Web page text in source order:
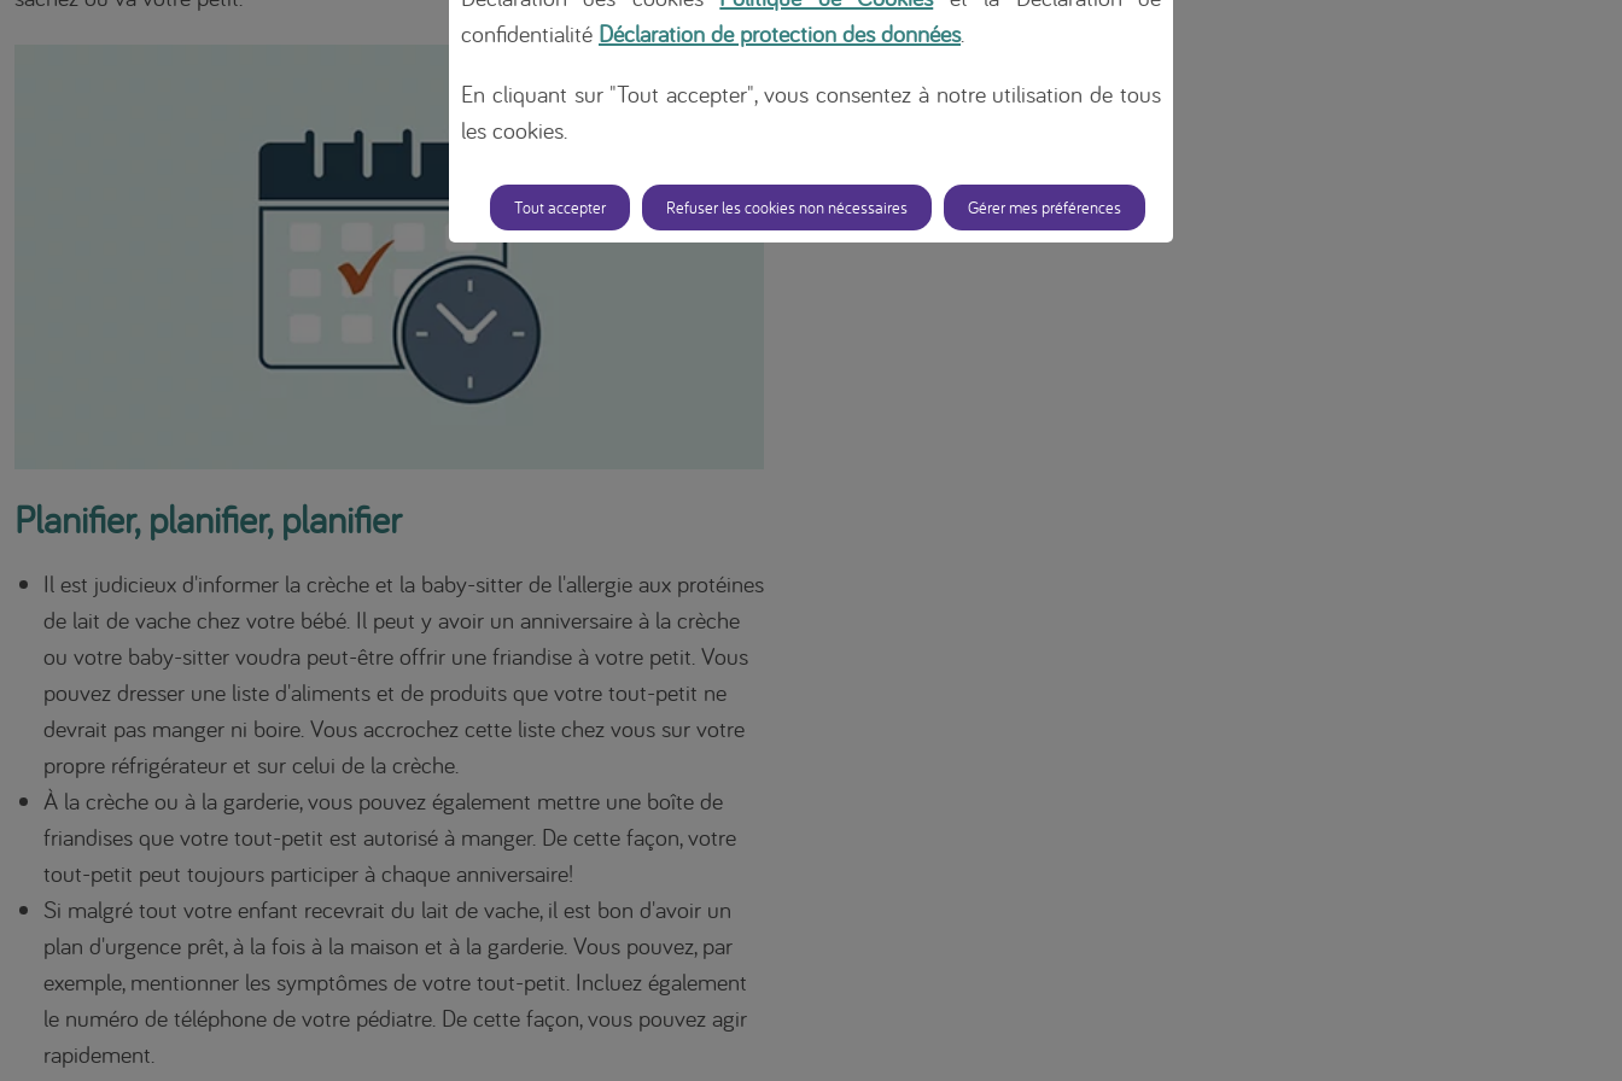
Planifier, planifier, planifier
Il est judicieux d'informer la crèche et la baby-sitter de l'allergie aux protéines
de lait de vache chez votre bébé. Il peut y avoir un anniversaire à la crèche
ou votre baby-sitter voudra peut-être offrir une friandise à votre petit. Vous
pouvez dresser une liste d'aliments et de produits que votre tout-petit ne
devrait pas manger ni boire. Vous accrochez cette liste chez vous sur votre
propre réfrigérateur et sur celui de la crèche.
À la crèche ou à la garderie, vous pouvez également mettre une boîte de
friandises que votre tout-petit est autorisé à manger. De cette façon, votre
tout-petit peut toujours participer à chaque anniversaire!
Si malgré tout votre enfant recevrait du lait de vache, il est bon d'avoir un
plan d'urgence prêt, à la fois à la maison et à la garderie. Vous pouvez, par
exemple, mentionner les symptômes de votre tout-petit. Incluez également
le numéro de téléphone de votre pédiatre. De cette façon, vous pouvez agir
rapidement.
confidentialité Déclaration de protection des données.
En cliquant sur "Tout accepter", vous consentez à notre utilisation de tous
les cookies.
Tout accepter Refuser les cookies non nécessaires Gérer mes préférences